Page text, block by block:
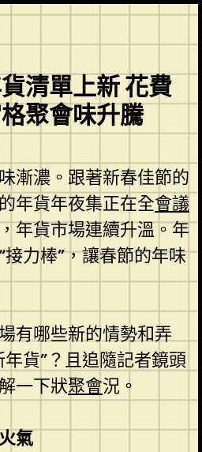
清單上新 花費
聚會味升騰
漸濃。跟著新春佳節的
年貨年夜集正在全會議
年貨市場連續升溫。年
力棒”，讓春節的年味
有哪些新的情勢和弄
貨”？且追隨記者鏡頭
一下狀聚會況。
氣